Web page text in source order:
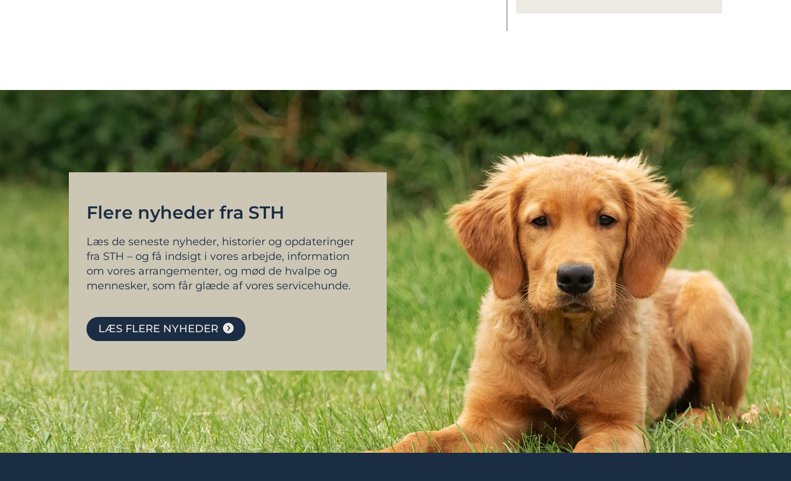
Flere nyheder fra STH
Læs de seneste nyheder, historier og opdateringer
fra STH – og få indsigt i vores arbejde, information
om vores arrangementer, og mød de hvalpe og
mennesker, som får glæde af vores servicehunde.
LÆS FLERE NYHEDER